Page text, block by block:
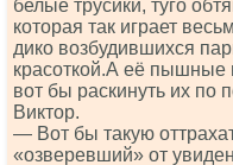
белые трусики, туго
которая так играет
дико возбудившихся
красоткой.А её пышные
вот бы раскинуть их по
Виктор.
— Вот бы такую
«озверевший» от